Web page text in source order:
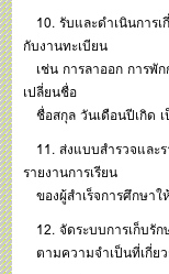
10. รับและดำเนินการ
กับงานทะเบียน
เช่น การลาออก การพั
เปลี่ยนชื่อ
ชื่อสกุล วันเดือนปีเกิด
11. ส่งแบบสำรวจและ
รายงานการเรียน
ของผู้สำเร็จการศึกษา
12. จัดระบบการเก็บรัก
ตามความจำเป็นที่เกี่ย